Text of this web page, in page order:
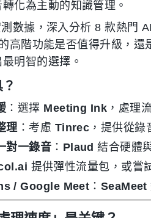
化為主動的知識管理。
數據，深入分析 8 款熱門
高階功能是否值得升級，
明智的選擇。
：選擇 Meeting Ink ，處理
理：考慮 Tinrec ，提供從
對一錄音 ： Plaud 結合硬體
提供彈性流量包，或嘗
/ Google Meet ： SeaMeet